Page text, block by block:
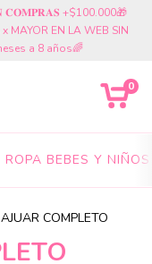
+$100.000🎁
MAYOR EN LA WEB SIN
a 8 años🌈
0
ROPA BEBES Y NIÑOS
AJUAR COMPLETO